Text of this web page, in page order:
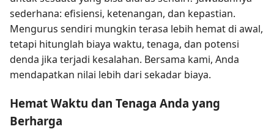
sederhana: efisiensi, ketenangan, dan kepastian.
Mengurus sendiri mungkin terasa lebih hemat di awal,
tetapi hitunglah biaya waktu, tenaga, dan potensi
denda jika terjadi kesalahan. Bersama kami, Anda
mendapatkan nilai lebih dari sekadar biaya.
Hemat Waktu dan Tenaga Anda yang
Berharga